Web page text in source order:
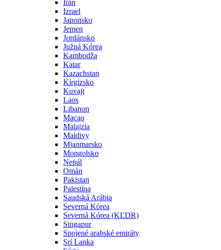
Irán
Izrael
Japonsko
Jemen
Jordánsko
Južná Kórea
Kambodža
Katar
Kazachstan
Kirgizsko
Kuvajt
Laos
Libanon
Macao
Malajzia
Maldivy
Mjanmarsko
Mongolsko
Nepál
Omán
Pakistan
Palestína
Saudská Arábia
Severná Kórea
Severná Kórea (KĽDR)
Singapur
Spojené arabské emiráty
Srí Lanka